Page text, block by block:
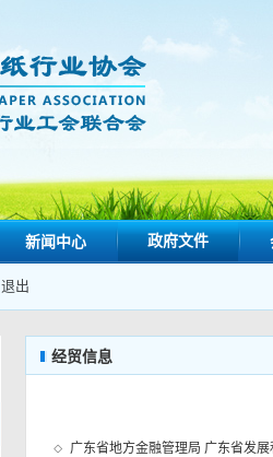
新闻中心 政府文件
退出
经贸信息
广东省地方金融管理局 广东省发